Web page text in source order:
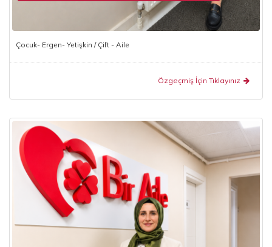
Çocuk- Ergen- Yetişkin / Çift - Aile
Özgeçmiş İçin Tıklayınız